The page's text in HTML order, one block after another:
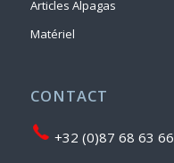
Articles Alpagas
Matériel
CONTACT
+32 (0)87 68 63 66